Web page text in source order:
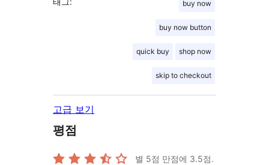
buy now
buy now button
quick buy shop now
skip to checkout
고급 보기
평점
별 5점 만점에 3.5점.